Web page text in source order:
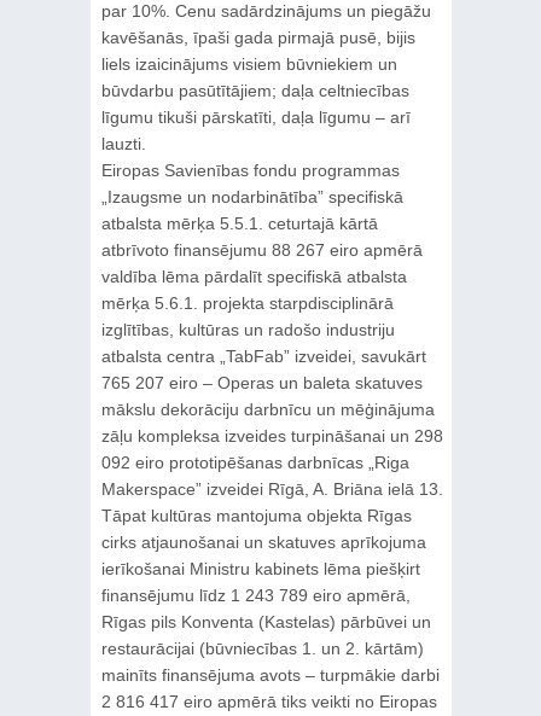
par 10%. Cenu sadārdzinājums un piegāžu
kavēšanās, īpaši gada pirmajā pusē, bijis
liels izaicinājums visiem būvniekiem un
būvdarbu pasūtītājiem; daļa celtniecības
līgumu tikuši pārskatīti, daļa līgumu – arī
lauzti.
Eiropas Savienības fondu programmas
„Izaugsme un nodarbinātība” specifiskā
atbalsta mērķa 5.5.1. ceturtajā kārtā
atbrīvoto finansējumu 88 267 eiro apmērā
valdība lēma pārdalīt specifiskā atbalsta
mērķa 5.6.1. projekta starpdisciplinārā
izglītības, kultūras un radošo industriju
atbalsta centra „TabFab” izveidei, savukārt
765 207 eiro – Operas un baleta skatuves
mākslu dekorāciju darbnīcu un mēģinājuma
zāļu kompleksa izveides turpināšanai un 298
092 eiro prototipēšanas darbnīcas „Riga
Makerspace” izveidei Rīgā, A. Briāna ielā 13.
Tāpat kultūras mantojuma objekta Rīgas
cirks atjaunošanai un skatuves aprīkojuma
ierīkošanai Ministru kabinets lēma piešķirt
finansējumu līdz 1 243 789 eiro apmērā,
Rīgas pils Konventa (Kastelas) pārbūvei un
restaurācijai (būvniecības 1. un 2. kārtām)
mainīts finansējuma avots – turpmākie darbi
2 816 417 eiro apmērā tiks veikti no Eiropas